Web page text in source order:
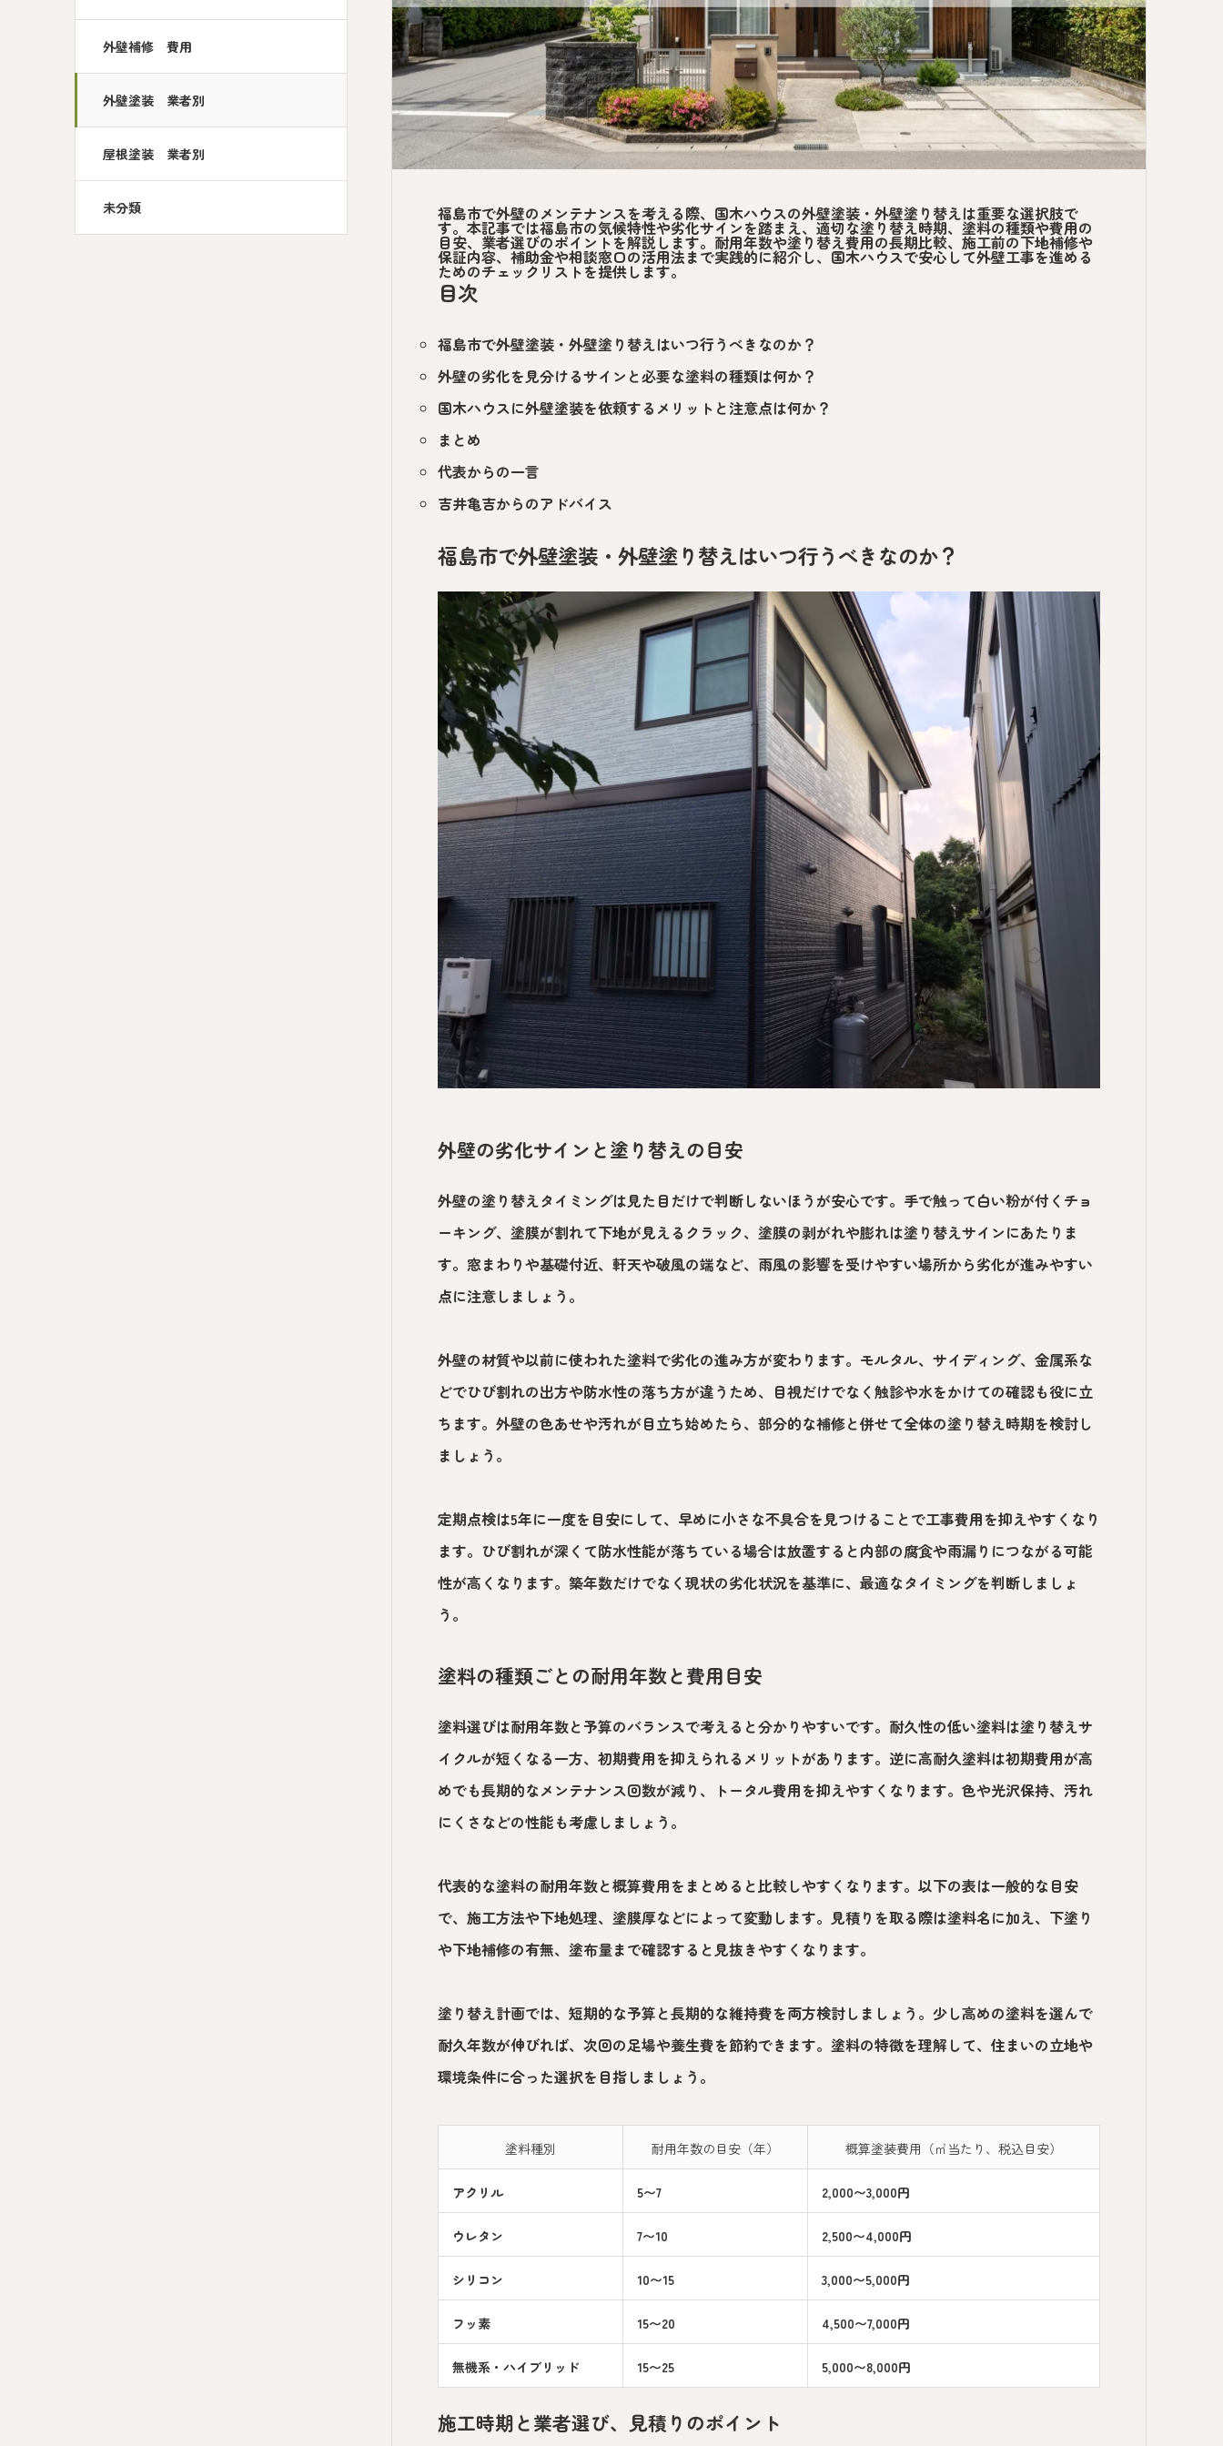
外壁補修 費用
外壁塗装 業者別
屋根塗装 業者別
未分類 福島市で外壁のメンテナンスを考える際、国木ハウスの外壁塗装・外壁塗り替えは重要な選択肢で
す。本記事では福島市の気候特性や劣化サインを踏まえ、適切な塗り替え時期、塗料の種類や費用の
目安、業者選びのポイントを解説します。耐用年数や塗り替え費用の長期比較、施工前の下地補修や
保証内容、補助金や相談窓口の活用法まで実践的に紹介し、国木ハウスで安心して外壁工事を進める
ためのチェックリストを提供します。
目次
福島市で外壁塗装・外壁塗り替えはいつ行うべきなのか？
外壁の劣化を見分けるサインと必要な塗料の種類は何か？
国木ハウスに外壁塗装を依頼するメリットと注意点は何か？
まとめ
代表からの一言
吉井亀吉からのアドバイス
福島市で外壁塗装・外壁塗り替えはいつ行うべきなのか？
外壁の劣化サインと塗り替えの目安
外壁の塗り替えタイミングは見た目だけで判断しないほうが安心です。手で触って白い粉が付くチョ
ーキング、塗膜が割れて下地が見えるクラック、塗膜の剥がれや膨れは塗り替えサインにあたりま
す。窓まわりや基礎付近、軒天や破風の端など、雨風の影響を受けやすい場所から劣化が進みやすい
点に注意しましょう。
外壁の材質や以前に使われた塗料で劣化の進み方が変わります。モルタル、サイディング、金属系な
どでひび割れの出方や防水性の落ち方が違うため、目視だけでなく触診や水をかけての確認も役に立
ちます。外壁の色あせや汚れが目立ち始めたら、部分的な補修と併せて全体の塗り替え時期を検討し
ましょう。
定期点検は5年に一度を目安にして、早めに小さな不具合を見つけることで工事費用を抑えやすくなり
ます。ひび割れが深くて防水性能が落ちている場合は放置すると内部の腐食や雨漏りにつながる可能
性が高くなります。築年数だけでなく現状の劣化状況を基準に、最適なタイミングを判断しましょ
う。
塗料の種類ごとの耐用年数と費用目安
塗料選びは耐用年数と予算のバランスで考えると分かりやすいです。耐久性の低い塗料は塗り替えサ
イクルが短くなる一方、初期費用を抑えられるメリットがあります。逆に高耐久塗料は初期費用が高
めでも長期的なメンテナンス回数が減り、トータル費用を抑えやすくなります。色や光沢保持、汚れ
にくさなどの性能も考慮しましょう。
代表的な塗料の耐用年数と概算費用をまとめると比較しやすくなります。以下の表は一般的な目安
で、施工方法や下地処理、塗膜厚などによって変動します。見積りを取る際は塗料名に加え、下塗り
や下地補修の有無、塗布量まで確認すると見抜きやすくなります。
塗り替え計画では、短期的な予算と長期的な維持費を両方検討しましょう。少し高めの塗料を選んで
耐久年数が伸びれば、次回の足場や養生費を節約できます。塗料の特徴を理解して、住まいの立地や
環境条件に合った選択を目指しましょう。
塗料種別 耐用年数の目安（年） 概算塗装費用（㎡当たり、税込目安）
アクリル 5〜7 2,000〜3,000円
ウレタン 7〜10 2,500〜4,000円
シリコン 10〜15 3,000〜5,000円
フッ素 15〜20 4,500〜7,000円
無機系・ハイブリッド 15〜25 5,000〜8,000円
施工時期と業者選び、見積りのポイント